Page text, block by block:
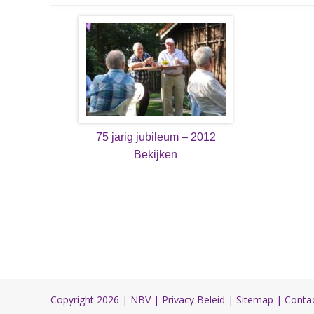
75 jarig jubileum – 2012
Bekijken
Copyright 2026 | NBV| Privacy Beleid | Sitemap |